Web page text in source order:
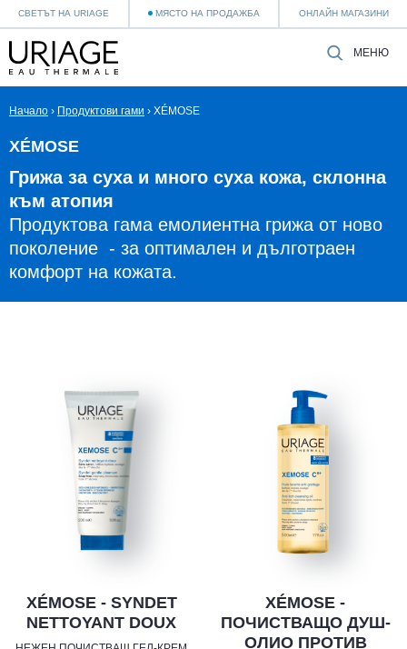
СВЕТЪТ НА URIAGE МЯСТО НА ПРОДАЖБА ОНЛАЙН МАГАЗИНИ
МЕНЮ
Начало › Продуктови гами › XÉMOSE
XÉMOSE
Грижа за суха и много суха кожа, склонна
към атопия
Продуктова гама емолиентна грижа от ново
поколение - за оптимален и дълготраен
комфорт на кожата.
XÉMOSE - SYNDET
NETTOYANT DOUX
XÉMOSE -
ПОЧИСТВАЩО ДУШ-
ОЛИО ПРОТИВ